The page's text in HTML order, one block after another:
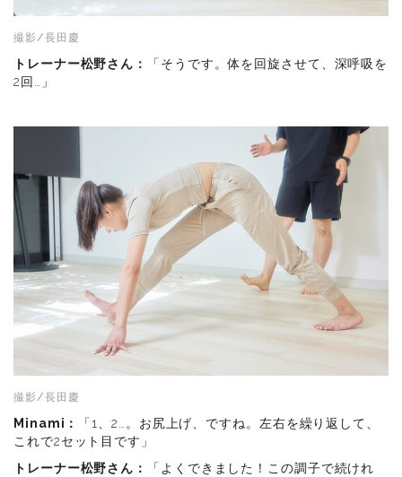
撮影/長田慶
トレーナー松野さん：
「そうです。体を回旋させて、深呼吸を
2回…」
撮影/長田慶
Minami：
「1、2…。お尻上げ、ですね。左右を繰り返して、
これで2セット目です」
トレーナー松野さん：
「よくできました！この調子で続けれ